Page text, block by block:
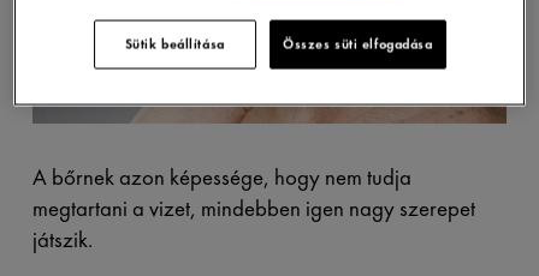
A bőrnek azon képessége, hogy nem tudja
megtartani a vizet, mindebben igen nagy szerepet
játszik.
Sütik beállítása Összes süti elfogadása